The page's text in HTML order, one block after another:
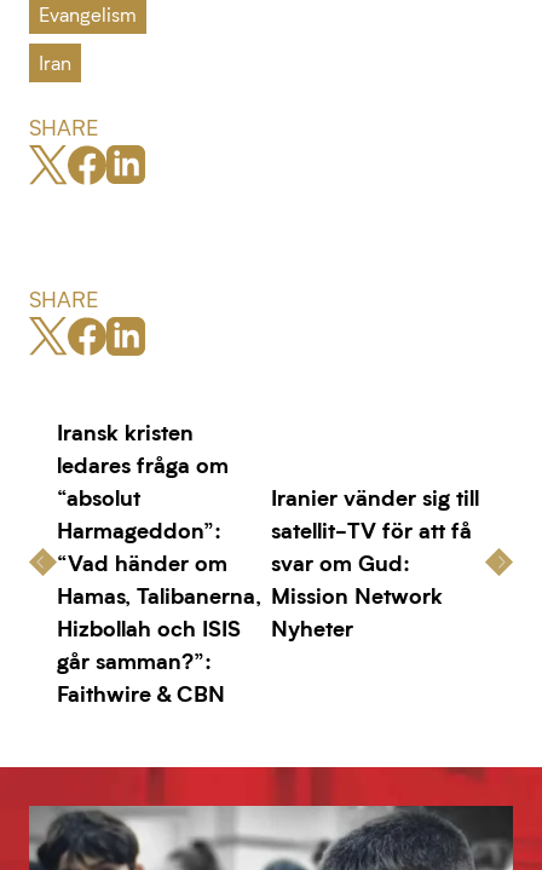
Evangelism
Iran
SHARE
SHARE
Iransk kristen
ledares fråga om
“absolut
Harmageddon”:
“Vad händer om
Hamas, Talibanerna,
Hizbollah och ISIS
går samman?”:
Faithwire & CBN
Iranier vänder sig till
satellit-TV för att få
svar om Gud:
Mission Network
Nyheter